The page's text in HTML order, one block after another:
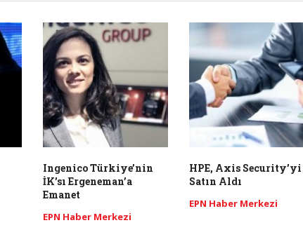
Ingenico Türkiye’nin
İK’sı Ergeneman’a
Emanet
EPN Haber Merkezi
HPE, Axis Security’yi
Satın Aldı
EPN Haber Merkezi